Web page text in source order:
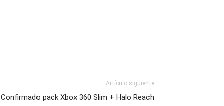
Artículo siguiente
Confirmado pack Xbox 360 Slim + Halo Reach